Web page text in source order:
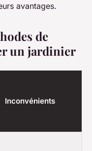
avantages.
de
un jardinier
Inconvénients